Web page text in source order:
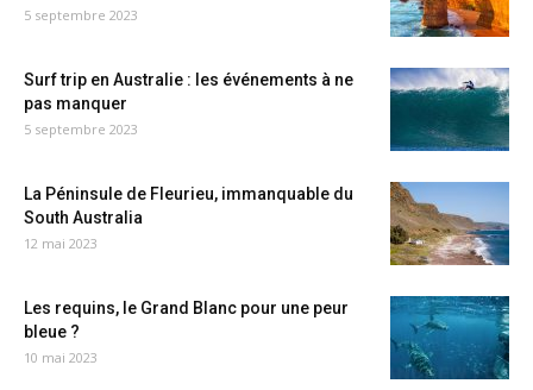
5 septembre 2023
Surf trip en Australie : les événements à ne
pas manquer
5 septembre 2023
La Péninsule de Fleurieu, immanquable du
South Australia
12 mai 2023
Les requins, le Grand Blanc pour une peur
bleue ?
10 mai 2023